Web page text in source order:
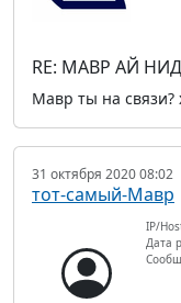
RE: МАВР АЙ
Мавр ты на связи?
31 октября 2020 08:02
тот-самый-Мавр
IP/
Дата